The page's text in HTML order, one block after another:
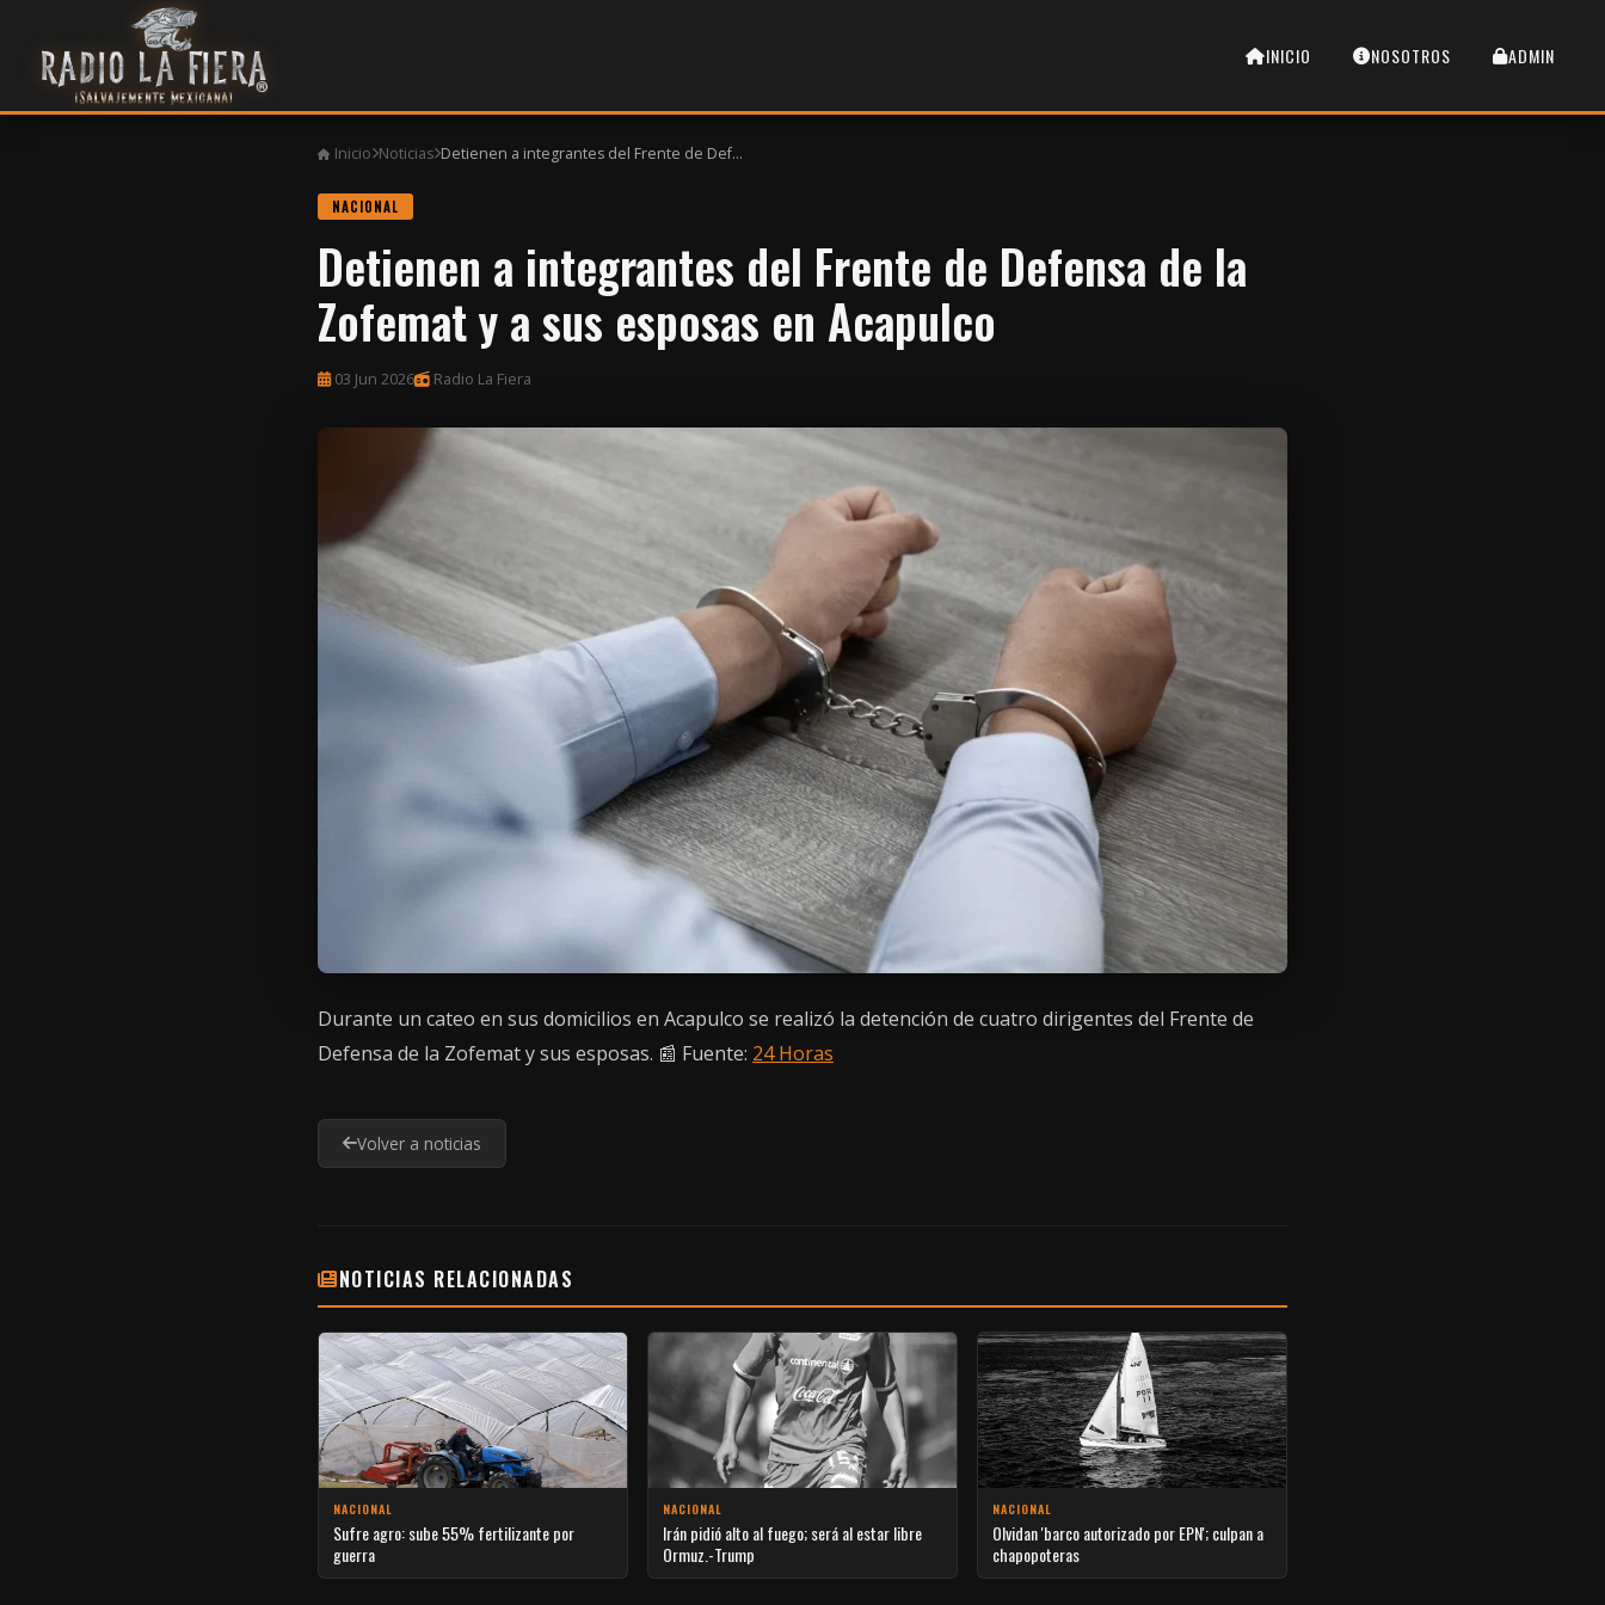
INICIO NOSOTROS ADMIN
Inicio Noticias Detienen a integrantes del Frente de Def...
NACIONAL
Detienen a integrantes del Frente de Defensa de la
Zofemat y a sus esposas en Acapulco
03 Jun 2026 Radio La Fiera
Durante un cateo en sus domicilios en Acapulco se realizó la detención de cuatro dirigentes del Frente de
Defensa de la Zofemat y sus esposas. 📰 Fuente: 24 Horas
Volver a noticias
NOTICIAS RELACIONADAS
NACIONAL
Sufre agro: sube 55% fertilizante por
guerra
NACIONAL
Irán pidió alto al fuego; será al estar libre
Ormuz.-Trump
NACIONAL
Olvidan 'barco autorizado por EPN'; culpan a
chapopoteras